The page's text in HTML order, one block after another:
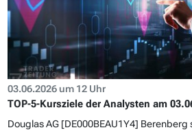
03.06.2026 um 12 Uhr
TOP-5-Kursziele der Analysten am
Douglas AG [DE000BEAU1Y4] Berenberg